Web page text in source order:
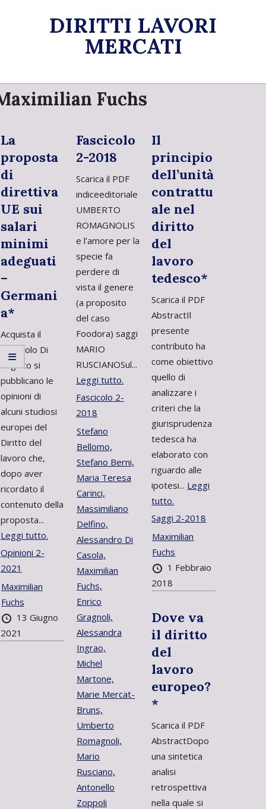
DIRITTI LAVORI
MERCATI
Primary
Navigation
Fuchs
La
proposta
di
direttiva
UE sui
salari
minimi
adeguati
–
Germani
a*
Acquista il
Fascicolo Di
seguito si
pubblicano le
opinioni di
alcuni studiosi
europei del
Diritto del
lavoro che,
dopo aver
ricordato il
contenuto della
proposta...
Leggi tutto.
Opinioni 2-
2021
Maximilian
Fuchs
13 Giugno
2021
Fascicolo
2-2018
Scarica il PDF
indiceeditoriale
UMBERTO
ROMAGNOLIS
e l’amore per la
specie fa
perdere di
vista il genere
(a proposito
del caso
Foodora) saggi
MARIO
RUSCIANOSul...
Leggi tutto.
Fascicolo 2-
2018
Stefano
Bellomo,
Stefano Berni,
Maria Teresa
Carinci,
Massimiliano
Delfino,
Alessandro Di
Casola,
Maximilian
Fuchs,
Enrico
Gragnoli,
Alessandra
Ingrao,
Michel
Martone,
Marie Mercat-
Bruns,
Umberto
Romagnoli,
Mario
Rusciano,
Antonello
Zoppoli
Il
principio
dell’unità
contrattu
ale nel
diritto
del
lavoro
tedesco*
Scarica il PDF
AbstractIl
presente
contributo ha
come obiettivo
quello di
analizzare i
criteri che la
giurisprudenza
tedesca ha
elaborato con
riguardo alle
ipotesi... Leggi
tutto.
Saggi 2-2018
Maximilian
Fuchs
1 Febbraio
2018
Dove va
il diritto
del
lavoro
europeo?
*
Scarica il PDF
AbstractDopo
una sintetica
analisi
retrospettiva
nella quale si